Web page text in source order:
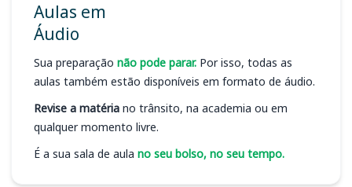
Aulas em
Áudio
Sua preparação não pode parar. Por isso, todas as
aulas também estão disponíveis em formato de áudio.
Revise a matéria no trânsito, na academia ou em
qualquer momento livre.
É a sua sala de aula no seu bolso, no seu tempo.